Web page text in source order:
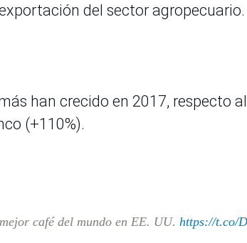
del sector agropecuario.
han crecido en 2017, respecto
(+110%).
café del mundo en EE. UU. https://t.co/